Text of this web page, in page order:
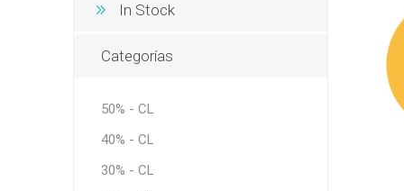
Equilíbrio
Naturalis
MV
Dietas
Dietas
Jardinería
In Stock
Categorías
50% - CL
40% - CL
30% - CL